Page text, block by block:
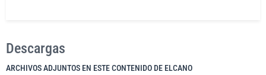
Descargas
ARCHIVOS ADJUNTOS EN ESTE CONTENIDO DE ELCANO